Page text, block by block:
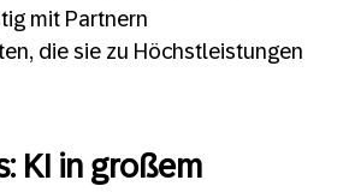
mit Partnern
die sie zu Höchstleistungen
KI in großem